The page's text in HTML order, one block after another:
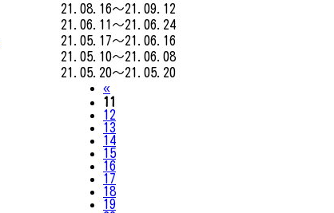
21.08.16～21.09.12
21.06.11～21.06.24
21.05.17～21.06.16
21.05.10～21.06.08
21.05.20～21.05.20
«Previous
11
12
13
14
15
16
17
18
19